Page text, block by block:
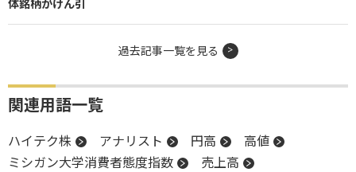
体銘柄がけん引
過去記事一覧を見る
関連用語一覧
ハイテク株 アナリスト 円高
高値
ミシガン大学消費者態度指数
売上高